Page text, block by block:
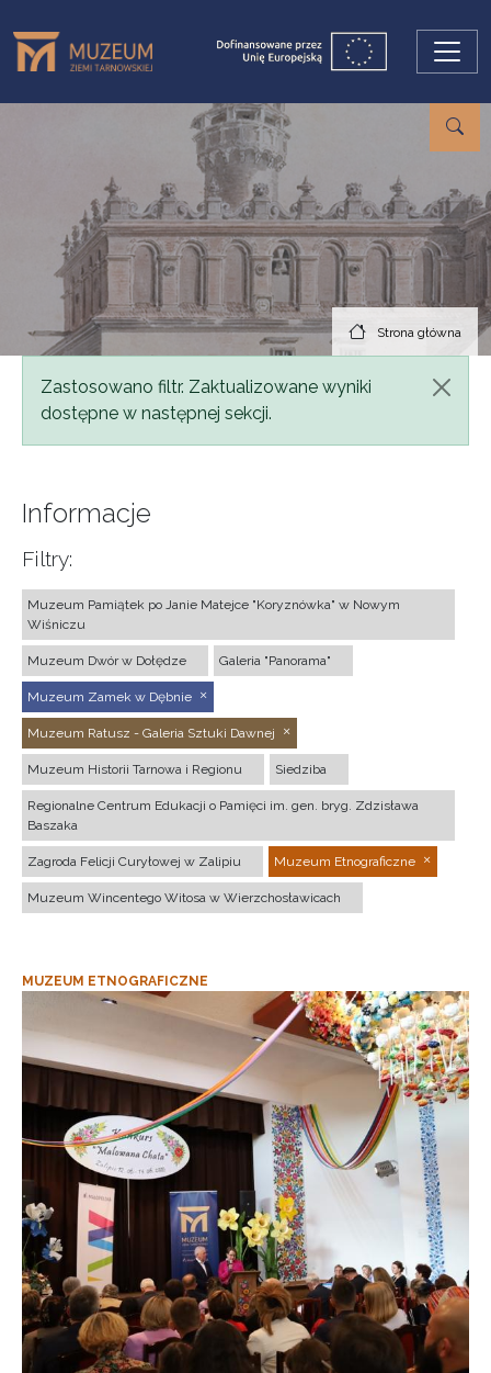
Strona główna
Komunikat
Zastosowano filtr. Zaktualizowane wyniki
dostępne w następnej sekcji.
Informacje
Filtry:
Muzeum Pamiątek po Janie Matejce "Koryznówka" w Nowym
Wiśniczu
Muzeum Dwór w Dołędze Galeria "Panorama"
Muzeum Zamek w Dębnie
Muzeum Ratusz - Galeria Sztuki Dawnej
Muzeum Historii Tarnowa i Regionu Siedziba
Regionalne Centrum Edukacji o Pamięci im. gen. bryg. Zdzisława
Baszaka
Zagroda Felicji Curyłowej w Zalipiu Muzeum Etnograficzne
Muzeum Wincentego Witosa w Wierzchosławicach
MUZEUM ETNOGRAFICZNE